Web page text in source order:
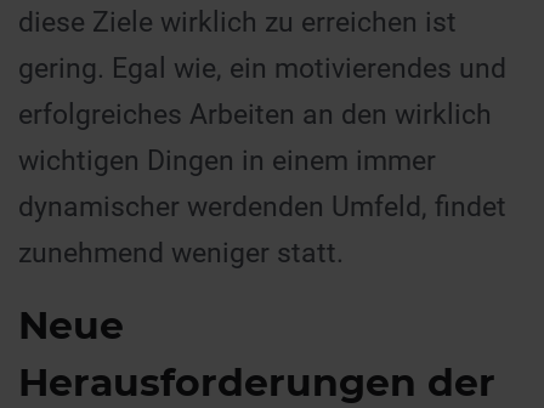
diese Ziele wirklich zu erreichen ist
gering. Egal wie, ein motivierendes und
erfolgreiches Arbeiten an den wirklich
wichtigen Dingen in einem immer
dynamischer werdenden Umfeld, findet
zunehmend weniger statt.
Neue
Herausforderungen der